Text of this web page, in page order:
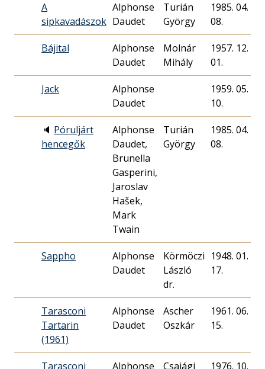
A
sipkavadászok
Alphonse
Daudet
Turián
György
1985. 04.
08.
Bájital
Alphonse
Daudet
Molnár
Mihály
1957. 12.
01.
Jack
Alphonse
Daudet
1959. 05.
10.
🔈 Póruljárt
hencegők
Alphonse
Daudet,
Brunella
Gasperini,
Jaroslav
Hašek,
Mark
Twain
Turián
György
1985. 04.
08.
Sappho
Alphonse
Daudet
Körmöczi
László
dr.
1948. 01.
17.
Tarasconi
Tartarin
(1961)
Alphonse
Daudet
Ascher
Oszkár
1961. 06.
15.
Tarasconi Alphonse Csajági 1976. 10.